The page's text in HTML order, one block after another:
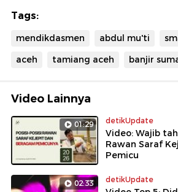
yang kalah, tapi mereka yang
Mendikdasmen
Tags:
mendikdasmen abdul mu'ti
aceh
tamiang aceh banjir
Video Lainnya
01:29 detikUpdate
Video: Wajib
Rawan Saraf
Pemicu
02:33 detikUpdate